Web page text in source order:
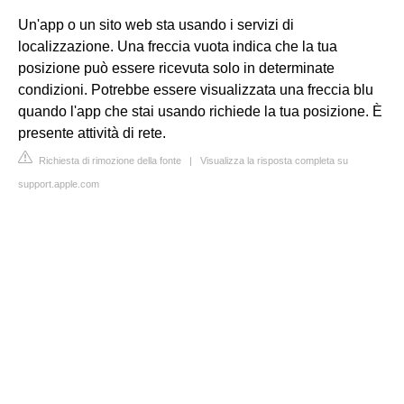
Un'app o un sito web sta usando i servizi di
localizzazione. Una freccia vuota indica che la tua
posizione può essere ricevuta solo in determinate
condizioni. Potrebbe essere visualizzata una freccia blu
quando l'app che stai usando richiede la tua posizione. È
presente attività di rete.
Richiesta di rimozione della fonte | Visualizza la risposta completa su
support.apple.com